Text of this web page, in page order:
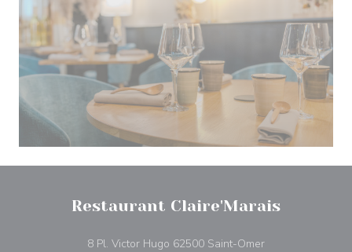
Restaurant Claire'Marais
8 Pl. Victor Hugo 62500 Saint-Omer((abre numa